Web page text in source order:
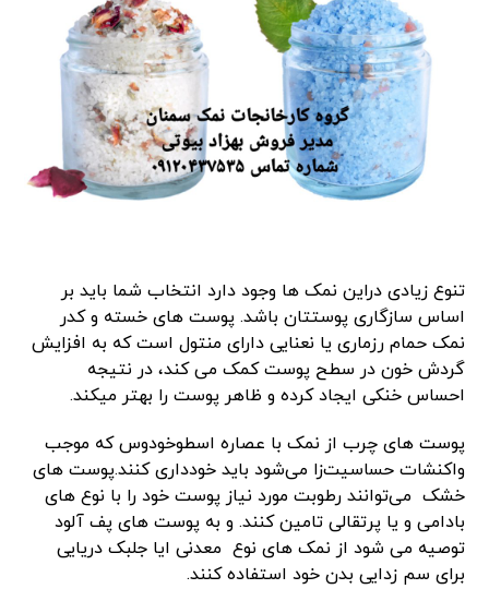
تنوع زیادی دراین نمک ها وجود دارد انتخاب شما باید بر
اساس سازگاری پوستتان باشد. پوست های خسته و کدر
نمک حمام رزماری یا نعنایی دارای منتول است که به افزایش
گردش خون در سطح پوست کمک می کند، در نتیجه
احساس خنکی ایجاد کرده و ظاهر پوست را بهتر میکند.
پوست های چرب از نمک با عصاره اسطوخودوس که موجب
واکنشات حساسیت‌زا می‌شود باید خودداری کنند.پوست های
خشک می‌توانند رطوبت مورد نیاز پوست خود را با نوع های
بادامی و یا پرتقالی تامین کنند. و به پوست های پف آلود
توصیه می شود از نمک های نوع معدنی ایا جلبک دریایی
برای سم زدایی بدن خود استفاده کنند.